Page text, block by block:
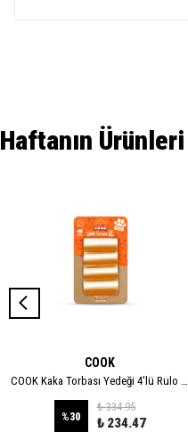
Haftanın Ürünleri
COOK
COOK Kaka Torbası Yedeği 4'lü Rulo - XL
%30
₺ 334.95
₺ 234.47